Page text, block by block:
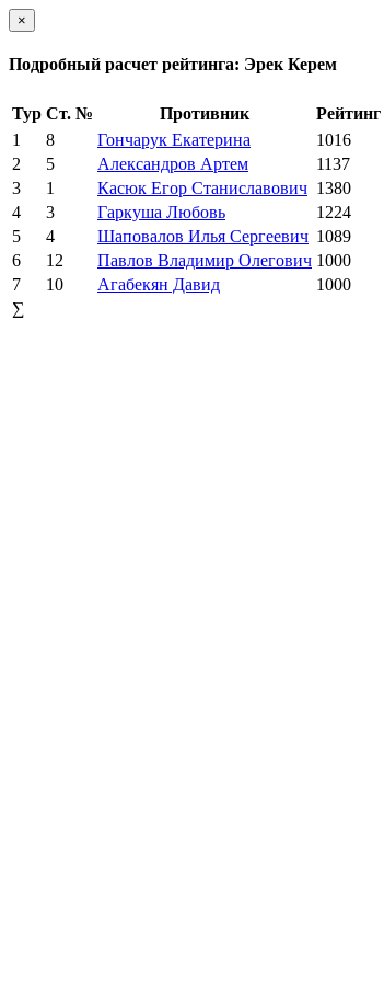
×
Подробный расчет рейтинга: Эрек Керем
Тур Ст. № Противник Рейтинг
1
8 Гончарук Екатерина 1016
2
5 Александров Артем 1137
3
1 Касюк Егор Станиславович 1380
4
3 Гаркуша Любовь 1224
5
4 Шаповалов Илья Сергеевич 1089
6
12 Павлов Владимир Олегович 1000
7
10 Агабекян Давид 1000
∑